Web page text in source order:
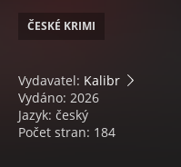
ČESKÉ KRIMI
Vydavatel: Kalibr
Vydáno: 2026
Jazyk: český
Počet stran: 184